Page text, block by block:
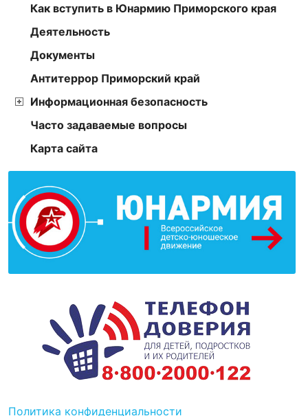
Как вступить в Юнармию Приморского края
Деятельность
Документы
Антитеррор Приморский край
Информационная безопасность
Часто задаваемые вопросы
Карта сайта
Политика конфиденциальности